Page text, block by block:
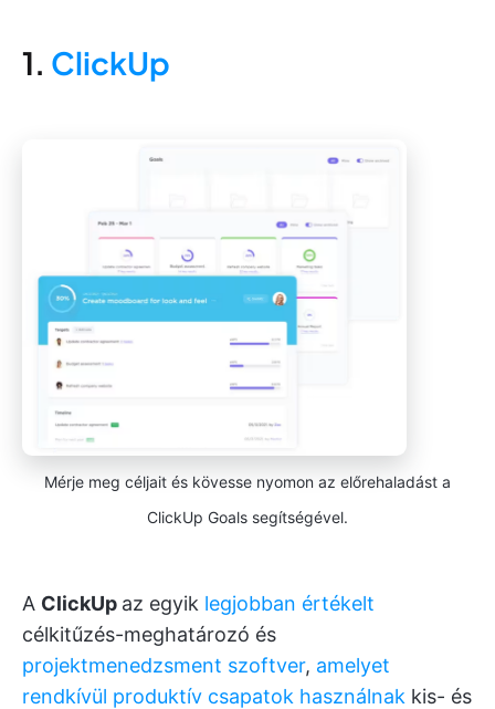
1. ClickUp
Mérje meg céljait és kövesse nyomon az előrehaladást a
ClickUp Goals segítségével.
A ClickUp az egyik legjobban értékelt
célkitűzés-meghatározó és
projektmenedzsment szoftver, amelyet
rendkívül produktív csapatok használnak kis- és